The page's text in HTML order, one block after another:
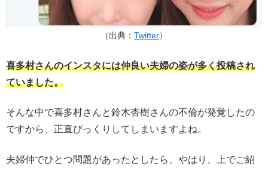
（出典： Twitter）
喜多村さんのインスタには仲良い夫婦の姿が多く投稿され
ていました。
そんな中で喜多村さんと鈴木杏樹さんの不倫が発覚したの
ですから、正直びっくりしてしまいますよね。
夫婦仲でひとつ問題があったとしたら、やはり、上でご紹